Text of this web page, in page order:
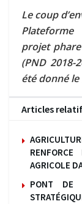
Le coup
Plateforme
projet
(PND 2018-
été donné
Articles
AGRICOLE
PONT DE